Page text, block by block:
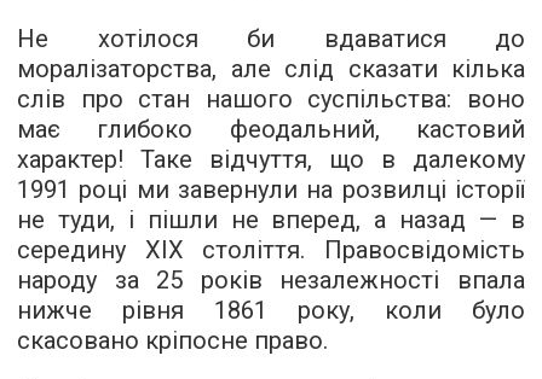
Не хотілося би вдаватися до
моралізаторства, але слід сказати кілька
слів про стан нашого суспільства: воно
має глибоко феодальний, кастовий
характер! Таке відчуття, що в далекому
1991 році ми завернули на розвилці історії
не туди, і пішли не вперед, а назад — в
середину ХІХ століття. Правосвідомість
народу за 25 років незалежності впала
нижче рівня 1861 року, коли було
скасовано кріпосне право.